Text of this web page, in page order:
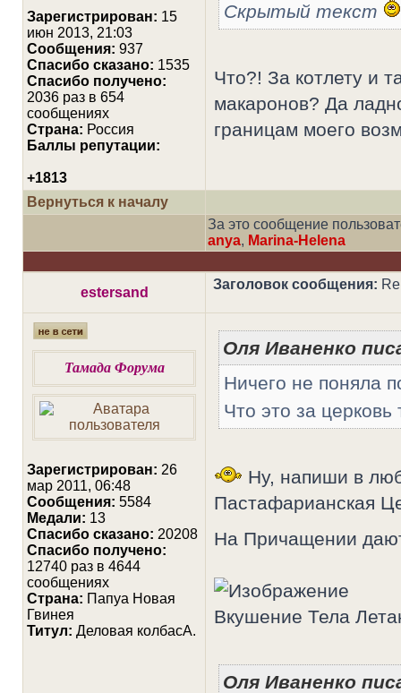
Зарегистрирован: 15
июн 2013, 21:03
Сообщения: 937
Cпасибо сказано: 1535
Спасибо получено:
2036 раз в 654
сообщениях
Страна: Россия
Баллы репутации:
+1813
Скрытый текст
Что?! За котлету и
макаронов? Да
границам моего
Вернуться к началу
За это сообщение
anya, Marina-Helena
estersand
Заголовок сообщения:
Тамада Форума
Зарегистрирован: 26
мар 2011, 06:48
Сообщения: 5584
Медали: 13
Cпасибо сказано: 20208
Спасибо получено:
12740 раз в 4644
сообщениях
Страна: Папуа Новая
Гвинея
Титул: Деловая колбасА.
Оля Иваненко
Ничего не поняла
Что это за
Ну, напиши в
Пастафарианская
На Причащении
Вкушение Тела
Оля Иваненко